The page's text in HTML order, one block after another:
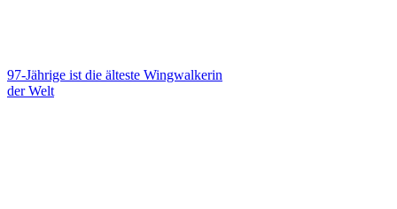
97-Jährige ist die älteste Wingwalkerin
der Welt